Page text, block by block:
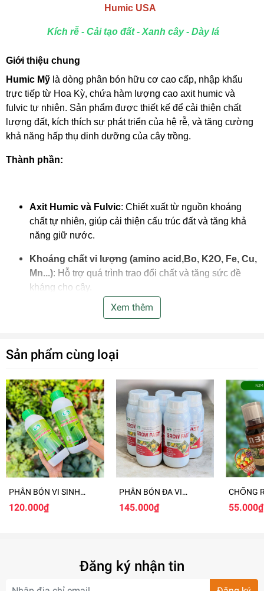
Humic USA
Kích rễ - Cải tạo đất - Xanh cây - Dày lá
Giới thiệu chung
Humic Mỹ là dòng phân bón hữu cơ cao cấp, nhập khẩu
trực tiếp từ Hoa Kỳ, chứa hàm lượng cao axit humic và
fulvic tự nhiên. Sản phẩm được thiết kế để cải thiện chất
lượng đất, kích thích sự phát triển của hệ rễ, và tăng cường
khả năng hấp thụ dinh dưỡng của cây trồng.
Thành phần:
Axit Humic và Fulvic: Chiết xuất từ nguồn khoáng
chất tự nhiên, giúp cải thiện cấu trúc đất và tăng khả
năng giữ nước.
Khoáng chất vi lượng (amino acid,Bo, K2O, Fe, Cu,
Mn...): Hỗ trợ quá trình trao đổi chất và tăng sức đề
kháng cho cây.
Công dụng:
Xem thêm
Sản phẩm cùng loại
PHÂN BÓN VI SINH
RHYTO-BOOSTER
120.000₫
PHÂN BÓN ĐA VI
LƯỢNG GROW FAST
500ML
145.000₫
CHỐNG
RỤNG
55.000₫
Đăng ký nhận tin